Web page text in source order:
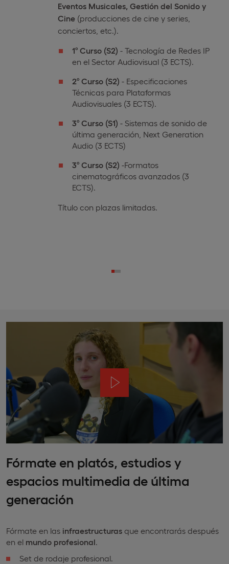
Eventos Musicales, Gestión del Sonido y
Cine (producciones de cine y series,
conciertos, etc.).
1º Curso (S2) - Tecnología de Redes IP
en el Sector Audiovisual (3 ECTS).
2º Curso (S2) - Especificaciones
Técnicas para Plataformas
Audiovisuales (3 ECTS).
3º Curso (S1) - Sistemas de sonido de
última generación, Next Generation
Audio (3 ECTS)
3º Curso (S2) -Formatos
cinematográficos avanzados (3
ECTS).
Título con plazas limitadas.
Fórmate en platós, estudios y
espacios multimedia de última
generación
Fórmate en las infraestructuras que encontrarás después
en el mundo profesional.
Set de rodaje profesional.